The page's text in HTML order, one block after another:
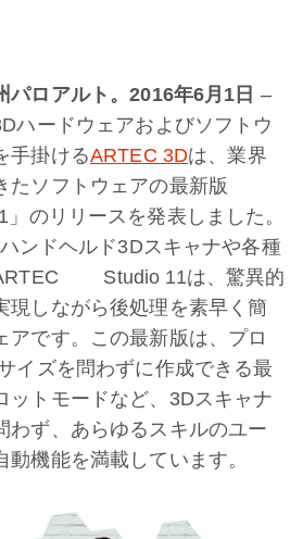
パロアルト。2016年6月1日 –
ハードウェアおよびソフトウ
手掛けるARTEC 3Dは、業界
たソフトウェアの最新版
」のリリースを発表しました。
ンドヘルド3Dスキャナや各種
Studio 11は、驚異的
現しながら後処理を素早く簡
アです。この最新版は、プロ
イズを問わずに作成できる最
ットモードなど、3Dスキャナ
わず、あらゆるスキルのユー
機能を満載しています。